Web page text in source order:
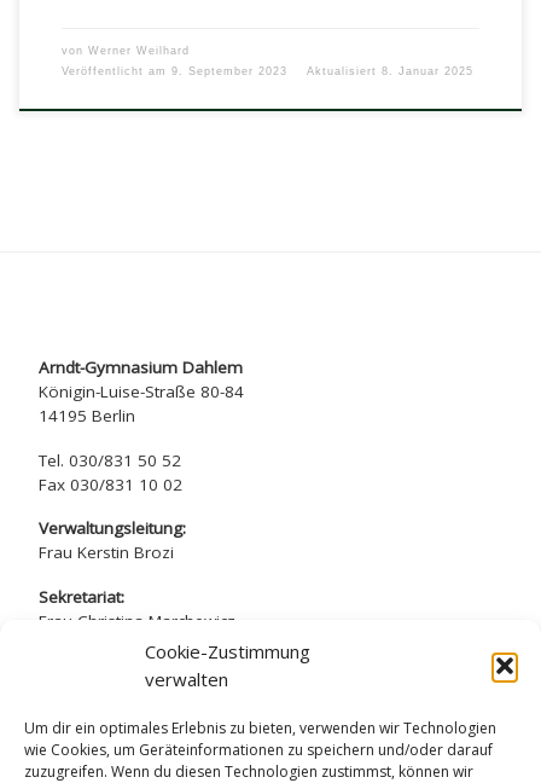
Cookie-Zustimmung
verwalten
Um dir ein optimales Erlebnis zu bieten, verwenden wir Technologien
wie Cookies, um Geräteinformationen zu speichern und/oder darauf
zuzugreifen. Wenn du diesen Technologien zustimmst, können wir
von Werner Weilhard
Veröffentlicht am 9. September 2023 Aktualisiert 8. Januar 2025
Arndt-Gymnasium Dahlem
Königin-Luise-Straße 80-84
14195 Berlin
Tel. 030/831 50 52
Fax 030/831 10 02
Verwaltungsleitung:
Frau Kerstin Brozi
Sekretariat:
Frau Christina Marchewicz
Frau Nadine Simros
sekretariat@arndt-gymnasium.de